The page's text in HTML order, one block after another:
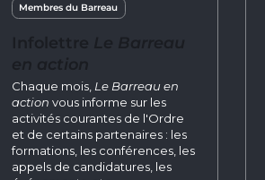
Membres du Barreau
Chaque mois, Le Barreau en
action vous informe sur les
activités courantes de l'Ordre
et de certains partenaires : les
formations, les conférences, les
appels de candidatures, les